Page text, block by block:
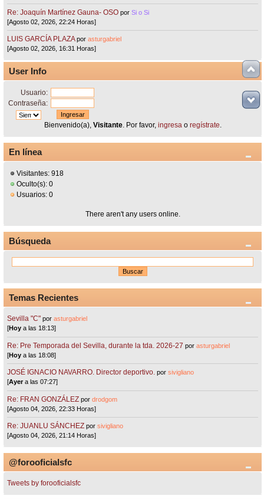
Re: Joaquín Martínez Gauna- OSO porSi o Si
[Agosto 02, 2026, 22:24 Horas]
LUIS GARCÍA PLAZA porasturgabriel
[Agosto 02, 2026, 16:31 Horas]
User Info
Usuario:
Contraseña:
Bienvenido(a), Visitante. Por favor, ingresao regístrate.
En línea
Visitantes: 918
Oculto(s): 0
Usuarios: 0
There aren't any users online.
Búsqueda
Temas Recientes
Sevilla "C"porasturgabriel
[Hoy a las 18:13]
Re: Pre Temporada del Sevilla, durante la tda. 2026-27 porasturgabriel
[Hoy a las 18:08]
JOSÉ IGNACIO NAVARRO. Director deportivo. porsivigliano
[Ayera las 07:27]
Re: FRAN GONZÁLEZ pordrodgom
[Agosto 04, 2026, 22:33 Horas]
Re: JUANLU SÁNCHEZ porsivigliano
[Agosto 04, 2026, 21:14 Horas]
@forooficialsfc
Tweets by forooficialsfc